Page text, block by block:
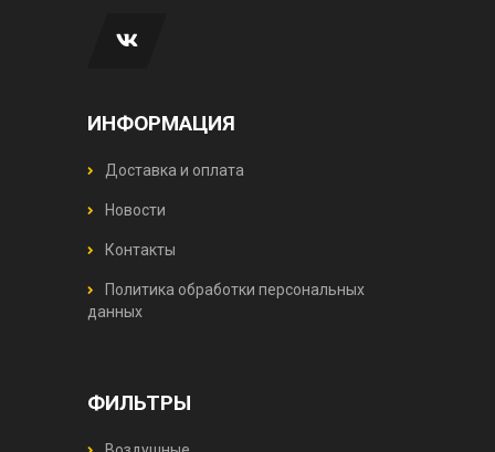
ИНФОРМАЦИЯ
Доставка и оплата
Новости
Контакты
Политика обработки персональных
данных
ФИЛЬТРЫ